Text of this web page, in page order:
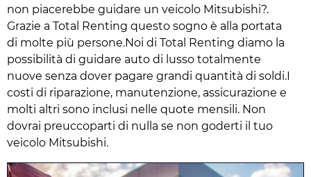
non piacerebbe guidare un veicolo Mitsubishi?.
Grazie a Total Renting questo sogno è alla portata
di molte più persone.Noi di Total Renting diamo la
possibilità di guidare auto di lusso totalmente
nuove senza dover pagare grandi quantità di soldi.I
costi di riparazione, manutenzione, assicurazione e
molti altri sono inclusi nelle quote mensili. Non
dovrai preuccoparti di nulla se non goderti il tuo
veicolo Mitsubishi.